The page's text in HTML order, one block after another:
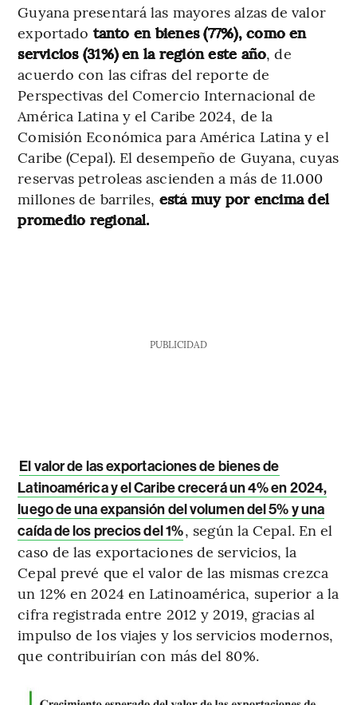
Guyana presentará las mayores alzas de valor
exportado tanto en bienes (77%), como en
servicios (31%) en la región este año, de
acuerdo con las cifras del reporte de
Perspectivas del Comercio Internacional de
América Latina y el Caribe 2024, de la
Comisión Económica para América Latina y el
Caribe (Cepal). El desempeño de Guyana, cuyas
reservas petroleas ascienden a más de 11.000
millones de barriles, está muy por encima del
promedio regional.
PUBLICIDAD
El valor de las exportaciones de bienes de
Latinoamérica y el Caribe crecerá un 4% en 2024,
luego de una expansión del volumen del 5% y una
caída de los precios del 1%, según la Cepal. En el
caso de las exportaciones de servicios, la
Cepal prevé que el valor de las mismas crezca
un 12% en 2024 en Latinoamérica, superior a la
cifra registrada entre 2012 y 2019, gracias al
impulso de los viajes y los servicios modernos,
que contribuirían con más del 80%.